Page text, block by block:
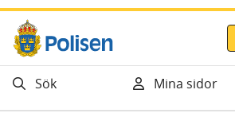
Gå direkt till innehåll
Sök Mina sidor